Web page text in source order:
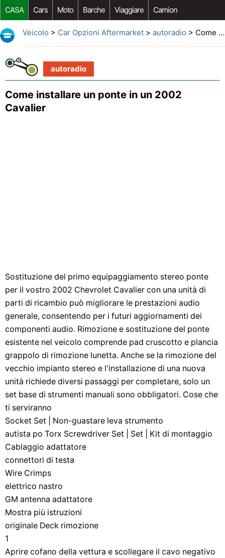
CASA Cars Moto Barche Viaggiare Camion
Riparazione Auto Acquisto Auto Car Opzioni Aftermarket
Veicolo > Car Opzioni Aftermarket> autoradio > Come installare un ponte in un 2002 Cavalier
autoradio
Come installare un ponte in un 2002
Cavalier
Sostituzione del primo equipaggiamento stereo ponte
per il vostro 2002 Chevrolet Cavalier con una unità di
parti di ricambio può migliorare le prestazioni audio
generale, consentendo per i futuri aggiornamenti dei
componenti audio. Rimozione e sostituzione del ponte
esistente nel veicolo comprende pad cruscotto e plancia
grappolo di rimozione lunetta. Anche se la rimozione del
vecchio impianto stereo e l'installazione di una nuova
unità richiede diversi passaggi per completare, solo un
set base di strumenti manuali sono obbligatori. Cose che
ti serviranno
Socket Set | Non-guastare leva strumento
autista po Torx Screwdriver Set | Set | Kit di montaggio
Cablaggio adattatore
connettori di testa
Wire Crimps
elettrico nastro
GM antenna adattatore
Mostra più istruzioni
originale Deck rimozione
1
Aprire cofano della vettura e scollegare il cavo negativo